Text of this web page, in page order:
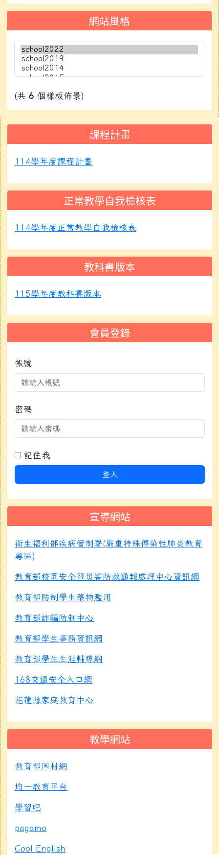
網站風格
(共 6 個樣板佈景)
課程計畫
114學年度課程計畫
正常教學自我檢核表
114學年度正常教學自我檢核表
教科書版本
115學年度教科書版本
會員登錄
帳號
密碼
記住我
登入
宣導網站
衛生福利部疾病管制署(嚴重特殊傳染性肺炎教育
專區)
教育部校園安全暨災害防救通報處理中心資訊網
教育部防制學生藥物濫用
教育部詐騙防制中心
教育部學生事務資訊網
教育部學生生涯輔導網
168交通安全入口網
花蓮縣家庭教育中心
教學網站
教育部因材網
均一教育平台
學習吧
pagamo
Cool English